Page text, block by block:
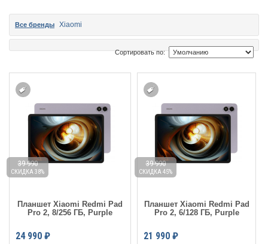
Все бренды Xiaomi
Сортировать по:
Планшет Xiaomi Redmi Pad
Pro 2, 8/256 ГБ, Purple
24 990 ₽
39 990
СКИДКА 38%
Планшет Xiaomi Redmi Pad
Pro 2, 6/128 ГБ, Purple
21 990 ₽
39 990
СКИДКА 45%